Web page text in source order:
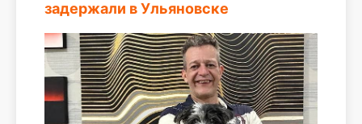
задержали в Ульяновске